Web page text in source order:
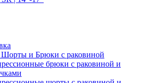
и Брюки с раковиной
брюки с раковиной и